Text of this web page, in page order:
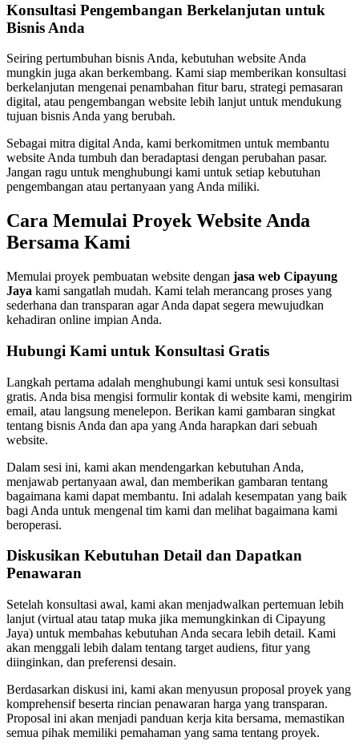
Konsultasi Pengembangan Berkelanjutan untuk
Bisnis Anda
Seiring pertumbuhan bisnis Anda, kebutuhan website Anda
mungkin juga akan berkembang. Kami siap memberikan konsultasi
berkelanjutan mengenai penambahan fitur baru, strategi pemasaran
digital, atau pengembangan website lebih lanjut untuk mendukung
tujuan bisnis Anda yang berubah.
Sebagai mitra digital Anda, kami berkomitmen untuk membantu
website Anda tumbuh dan beradaptasi dengan perubahan pasar.
Jangan ragu untuk menghubungi kami untuk setiap kebutuhan
pengembangan atau pertanyaan yang Anda miliki.
Cara Memulai Proyek Website Anda
Bersama Kami
Memulai proyek pembuatan website dengan jasa web Cipayung
Jaya kami sangatlah mudah. Kami telah merancang proses yang
sederhana dan transparan agar Anda dapat segera mewujudkan
kehadiran online impian Anda.
Hubungi Kami untuk Konsultasi Gratis
Langkah pertama adalah menghubungi kami untuk sesi konsultasi
gratis. Anda bisa mengisi formulir kontak di website kami, mengirim
email, atau langsung menelepon. Berikan kami gambaran singkat
tentang bisnis Anda dan apa yang Anda harapkan dari sebuah
website.
Dalam sesi ini, kami akan mendengarkan kebutuhan Anda,
menjawab pertanyaan awal, dan memberikan gambaran tentang
bagaimana kami dapat membantu. Ini adalah kesempatan yang baik
bagi Anda untuk mengenal tim kami dan melihat bagaimana kami
beroperasi.
Diskusikan Kebutuhan Detail dan Dapatkan
Penawaran
Setelah konsultasi awal, kami akan menjadwalkan pertemuan lebih
lanjut (virtual atau tatap muka jika memungkinkan di Cipayung
Jaya) untuk membahas kebutuhan Anda secara lebih detail. Kami
akan menggali lebih dalam tentang target audiens, fitur yang
diinginkan, dan preferensi desain.
Berdasarkan diskusi ini, kami akan menyusun proposal proyek yang
komprehensif beserta rincian penawaran harga yang transparan.
Proposal ini akan menjadi panduan kerja kita bersama, memastikan
semua pihak memiliki pemahaman yang sama tentang proyek.